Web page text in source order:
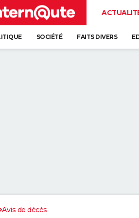
SOCIÉTÉ FAITS DIVERS
Avis de décès